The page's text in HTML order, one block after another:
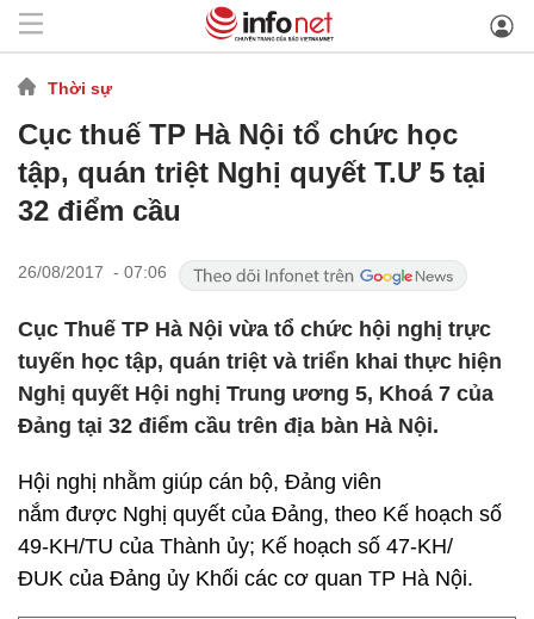
Thời sự
Cục thuế TP Hà Nội tổ chức học
tập, quán triệt Nghị quyết T.Ư 5 tại
32 điểm cầu
26/08/2017 - 07:06
Cục Thuế TP Hà Nội vừa tổ chức hội nghị trực
tuyến học tập, quán triệt và triển khai thực hiện
Nghị quyết Hội nghị Trung ương 5, Khoá 7 của
Đảng tại 32 điểm cầu trên địa bàn Hà Nội.
Hội nghị nhằm giúp cán bộ, Đảng viên
nắm được Nghị quyết của Đảng, theo Kế hoạch số
49-KH/TU của Thành ủy; Kế hoạch số 47-KH/
ĐUK của Đảng ủy Khối các cơ quan TP Hà Nội.